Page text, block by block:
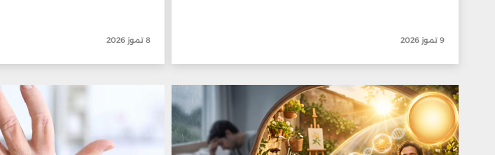
9 تموز 2026 8 تموز 2026